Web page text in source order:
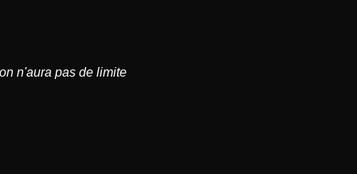
n'aura pas de limite